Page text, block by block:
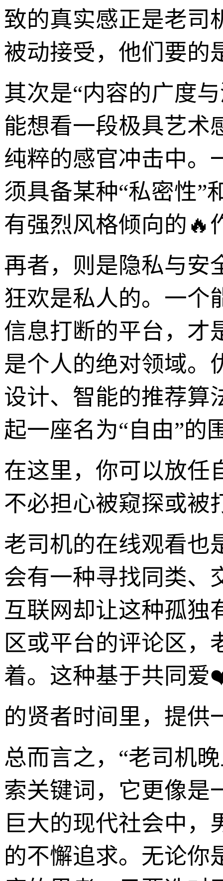
致的真实感正是老司
被动接受，他们要的
其次是“内容的广度
能想看一段极具艺术
纯粹的感官冲击中。
须具备某种“私密性”
有强烈风格倾向的🔥
再者，则是隐私与安
狂欢是私人的。一个
信息打断的平台，才
是个人的绝对领域。
设计、智能的推荐算
起一座名为“自由”的
在这里，你可以放任
不必担心被窥探或被
老司机的在线观看也
会有一种寻找同类、
互联网却让这种孤独
区或平台的评论区，
着。这种基于共同
的贤者时间里，提供
总而言之，“老司机
索关键词，它更像是
巨大的现代社会中
的不懈追求。无论你